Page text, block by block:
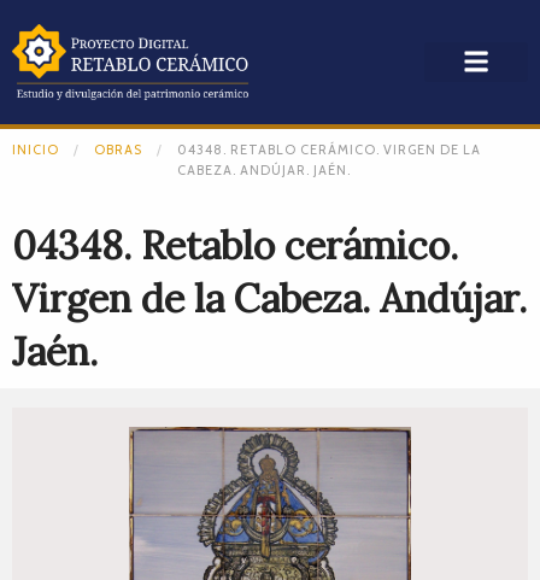
INICIO OBRAS
04348. RETABLO CERÁMICO. VIRGEN DE LA
CABEZA. ANDÚJAR. JAÉN.
04348. Retablo cerámico.
Virgen de la Cabeza. Andújar.
Jaén.